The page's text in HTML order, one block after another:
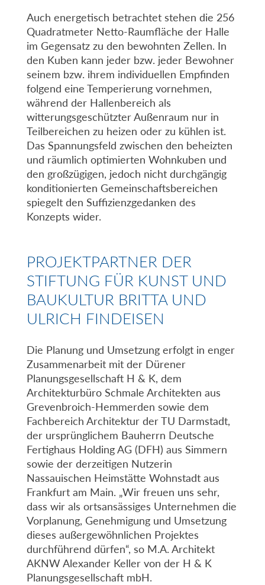
Auch energetisch betrachtet stehen die 256
Quadratmeter Netto-Raumfläche der Halle
im Gegensatz zu den bewohnten Zellen. In
den Kuben kann jeder bzw. jeder Bewohner
seinem bzw. ihrem individuellen Empfinden
folgend eine Temperierung vornehmen,
während der Hallenbereich als
witterungsgeschützter Außenraum nur in
Teilbereichen zu heizen oder zu kühlen ist.
Das Spannungsfeld zwischen den beheizten
und räumlich optimierten Wohnkuben und
den großzügigen, jedoch nicht durchgängig
konditionierten Gemeinschaftsbereichen
spiegelt den Suffizienzgedanken des
Konzepts wider.
PROJEKTPARTNER DER
STIFTUNG FÜR KUNST UND
BAUKULTUR BRITTA UND
ULRICH FINDEISEN
Die Planung und Umsetzung erfolgt in enger
Zusammenarbeit mit der Dürener
Planungsgesellschaft H & K, dem
Architekturbüro Schmale Architekten aus
Grevenbroich-Hemmerden sowie dem
Fachbereich Architektur der TU Darmstadt,
der ursprünglichem Bauherrn Deutsche
Fertighaus Holding AG (DFH) aus Simmern
sowie der derzeitigen Nutzerin
Nassauischen Heimstätte Wohnstadt aus
Frankfurt am Main. „Wir freuen uns sehr,
dass wir als ortsansässiges Unternehmen die
Vorplanung, Genehmigung und Umsetzung
dieses außergewöhnlichen Projektes
durchführend dürfen“, so M.A. Architekt
AKNW Alexander Keller von der H & K
Planungsgesellschaft mbH.